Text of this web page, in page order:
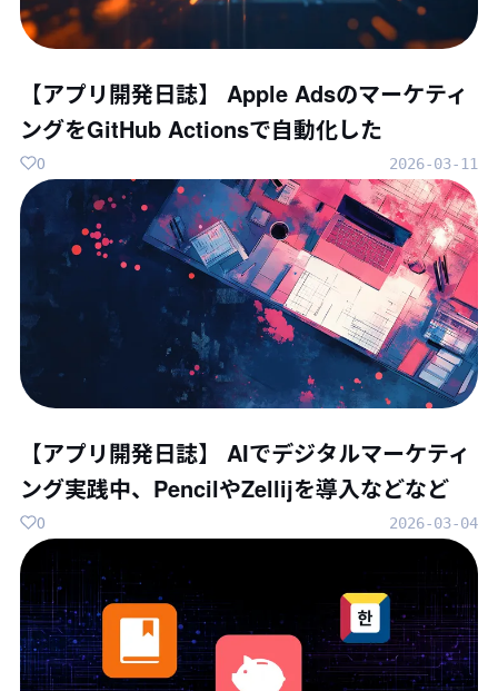
【アプリ開発日誌】 Apple Adsのマーケティ
ングをGitHub Actionsで自動化した
2026-03-11
0
【アプリ開発日誌】 AIでデジタルマーケティ
ング実践中、PencilやZellijを導入などなど
2026-03-04
0